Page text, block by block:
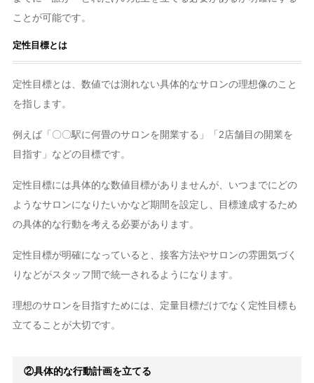
ことが可能です。
定性目標とは
定性目標とは、数値では測れない具体的なサロンの理想像のこと
を指します。
例えば「〇〇駅に何畳のサロンを開業する」「2店舗目の開業を
目指す」などの目標です。
定性目標には具体的な数値目標がありませんが、いつまでにどの
ようなサロンになりたいかなど期間を設定し、目標達成するため
の具体的な行動を考える必要があります。
定性目標が明確になっていると、接客方法やサロンの雰囲気づく
りなどがスタッフ間で統一されるようになります。
理想のサロンを目指すためには、定量目標だけでなく定性目標も
立てることが大切です。
②具体的な行動計画を立てる